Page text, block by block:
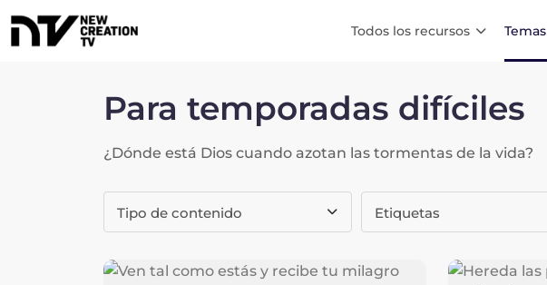
Todos los recursos Temas
Para temporadas difíciles
¿Dónde está Dios cuando azotan las tormentas de la vida?
Tipo de contenido Etiquetas